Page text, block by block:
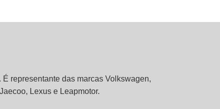
representante das marcas Volkswagen,
Lexus e Leapmotor.